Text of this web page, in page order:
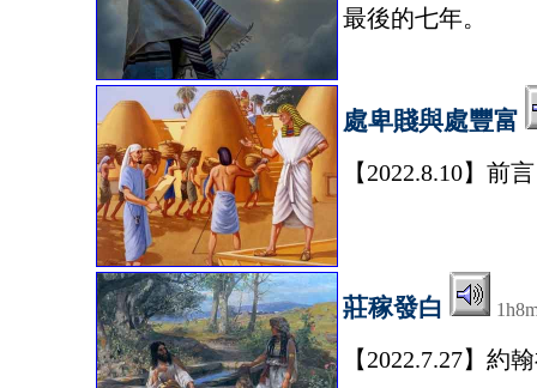
最後的七年。
處卑賤與處豐富
【2022.8.10】
莊稼發白
【2022.7.27】約